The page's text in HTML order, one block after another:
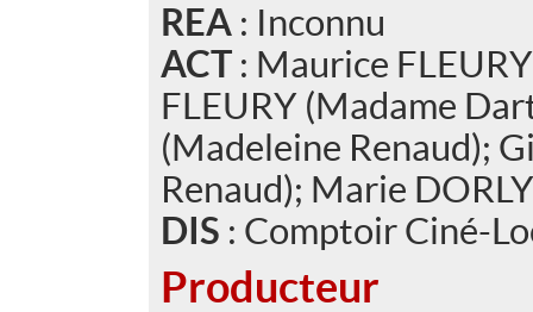
REA : Inconnu
ACT : Maurice
FLEURY (Madame
(Madeleine Renaud);
Renaud); Marie DORLY
DIS : Comptoir Ciné-
Producteur